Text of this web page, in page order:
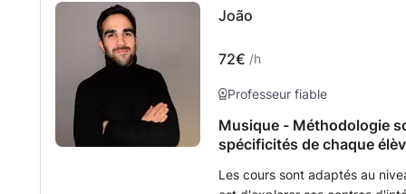
accords de base, thèmes
construction des accords,
souhaiter, à jouer 60 à 80%
cours, qui font souvent appel
techniques. Les objectifs
-Etude des divers techniques
musiques de votre choix, du
João
72€ /h
Professeur fiable
Musique - Méthodologie
spécificités de chaque
Les cours sont adaptés au